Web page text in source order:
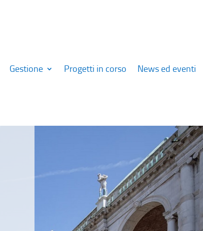
Gestione Progetti in corso News ed eventi